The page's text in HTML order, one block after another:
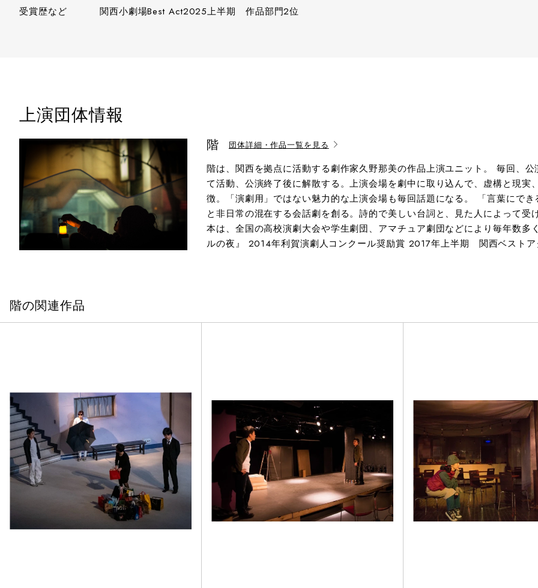
受賞歴など 関西小劇場Best Act2025上半期 作品部門2位
上演団体情報
階 団体詳細・作品一覧を見る
階は、関西を拠点に活動する劇作家久野那美の作品上演ユニット。 毎回、
て活動、公演終了後に解散する。上演会場を劇中に取り込んで、虚構と現
徴。「演劇用」ではない魅力的な上演会場も毎回話題になる。 「言葉にで
と非日常の混在する会話劇を創る。詩的で美しい台詞と、見た人によって
本は、全国の高校演劇大会や学生劇団、アマチュア劇団などにより毎年数
ルの夜』 2014年利賀演劇人コンクール奨励賞 2017年上半期 関西ベスト
階の関連作品